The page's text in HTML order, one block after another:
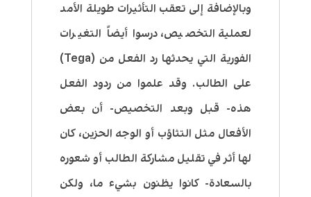
وبالإضافة إلى تعقب التأثيرات طويلة الأمد
لعملية التخصيص، درسوا أيضاً التغيرات
الفورية التي يحدثها رد الفعل من (Tega)
على الطالب. وقد علموا من ردود الفعل
هذه- قبل وبعد التخصيص- أن بعض
الأفعال مثل التثاؤب أو الوجه الحزين، كان
لها أثر في تقليل مشاركة الطالب أو شعوره
بالسعادة- كانوا يظنون بشيء ما، ولكن